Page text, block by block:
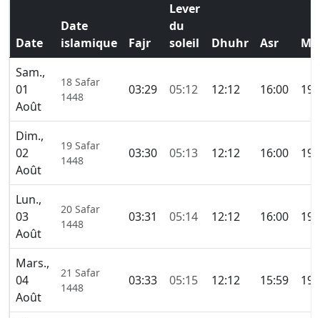
Date
Date
islamique
Fajr
Lever
du
soleil
Dhuhr Asr
Sam.,
01
Août
18 Safar
1448
03:29 05:12 12:12 16:00
Dim.,
02
Août
19 Safar
1448
03:30 05:13 12:12 16:00
Lun.,
03
Août
20 Safar
1448
03:31 05:14 12:12 16:00
Mars.,
04
Août
21 Safar
1448
03:33 05:15 12:12 15:59